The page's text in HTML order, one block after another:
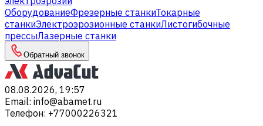
ОборудованиеФрезерные станкиТокарные
станкиЭлектроэрозионные станкиЛистогибочные
прессыЛазерные станки
Обратный звонок
08.08.2026, 19:57
Email: info@abamet.ru
Телефон: +77000226321